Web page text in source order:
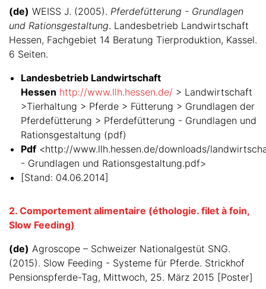
(de) WEISS J. (2005). Pferdefütterung - Grundlagen
und Rationsgestaltung. Landesbetrieb Landwirtschaft
Hessen, Fachgebiet 14 Beratung Tierproduktion, Kassel.
6 Seiten.
Landesbetrieb Landwirtschaft
Hessen http://www.llh.hessen.de/ > Landwirtschaft
>Tierhaltung > Pferde > Fütterung > Grundlagen der
Pferdefütterung > Pferdefütterung - Grundlagen und
Rationsgestaltung (pdf)
Pdf <http://www.llh.hessen.de/downloads/
- Grundlagen und Rationsgestaltung.pdf>
[Stand: 04.06.2014]
2. Comportement alimentaire (éthologie. filet à foin,
Slow Feeding)
(de) Agroscope – Schweizer Nationalgestüt SNG.
(2015). Slow Feeding - Systeme für Pferde. Strickhof
Pensionspferde-Tag, Mittwoch, 25. März 2015 [Poster]